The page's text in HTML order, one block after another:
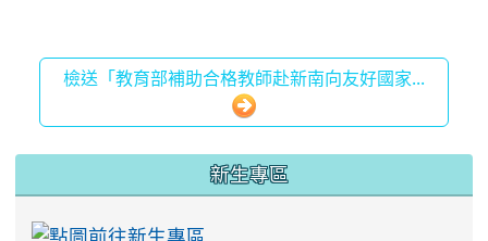
檢送「教育部補助合格教師赴新南向友好國家...
::: 新生專區